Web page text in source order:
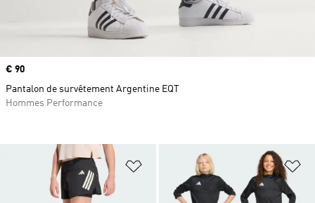
Ajouter à la Liste de produits
Prix
€ 90
Pantalon de survêtement Argentine EQT
Hommes Performance